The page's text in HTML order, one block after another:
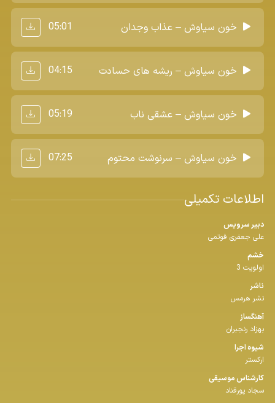
خون سیاوش – عذاب وجدان 05:01
خون سیاوش – ریشه های حسادت 04:15
خون سیاوش – عشقی ناب 05:19
خون سیاوش – سرنوشت محتوم 07:25
اطلاعات تکمیلی
دبیر سرویس
علی جعفری فوتمی
خشم
اولویت 3
ناشر
نشر هرمس
آهنگساز
بهزاد رنجبران
شیوه اجرا
ارکستر
كارشناس موسیقی
سجاد پورقناد